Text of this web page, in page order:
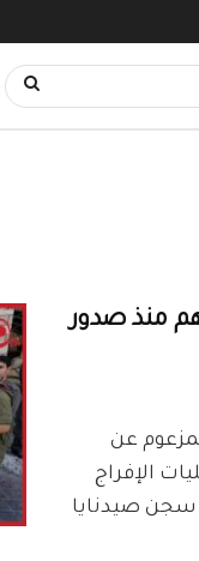
منذ صدور
عن
الإفراج
سجن صيدنايا